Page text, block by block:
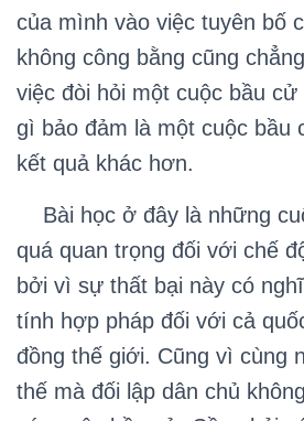
của mình vào việc tuyên bố
không công bằng cũng
việc đòi hỏi một cuộc bầu
gì bảo đảm là một cuộc bầu
kết quả khác hơn.
Bài học ở đây là những
quá quan trọng đối với chế
bởi vì sự thất bại này có
tính hợp pháp đối với cả
đồng thế giới. Cũng vì cùng
thế mà đối lập dân chủ